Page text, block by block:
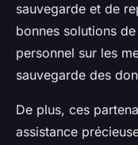
sauvegarde et de
bonnes solutions
personnel sur les
sauvegarde des
De plus, ces
assistance